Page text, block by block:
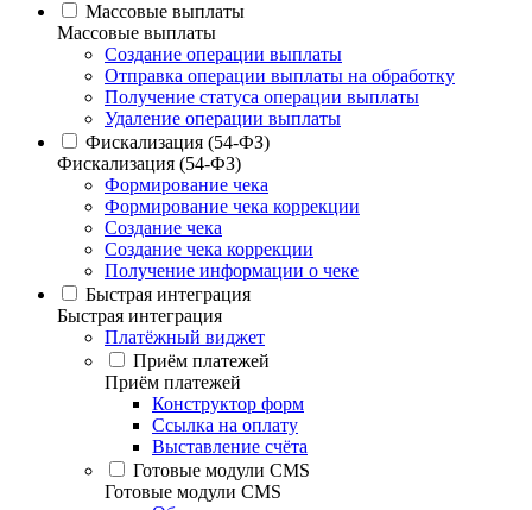
Массовые выплаты
Массовые выплаты
Создание операции выплаты
Отправка операции выплаты на обработку
Получение статуса операции выплаты
Удаление операции выплаты
Фискализация (54-ФЗ)
Фискализация (54-ФЗ)
Формирование чека
Формирование чека коррекции
Создание чека
Создание чека коррекции
Получение информации о чеке
Быстрая интеграция
Быстрая интеграция
Платёжный виджет
Приём платежей
Приём платежей
Конструктор форм
Ссылка на оплату
Выставление счёта
Готовые модули CMS
Готовые модули CMS